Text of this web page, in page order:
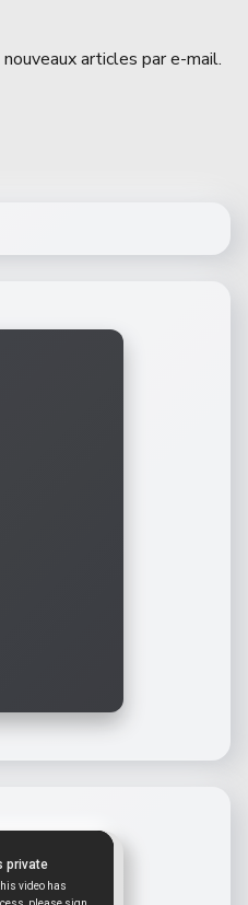
articles par e-mail.